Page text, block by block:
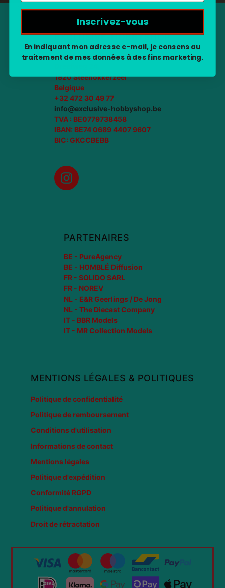
EXCLUSIVE-HOBBYSHOP
Steve Leenen
1820 Steenokkerzeel
Belgique
+32 472 30 49 77
info@exclusive-hobbyshop.be
TVA : BE0779738458
IBAN: BE74 0689 4407 9607
BIC: GKCCBEBB
Instagram
PARTENAIRES
BE - PureAgency
BE - HOMBLÉ Diffusion
FR - SOLIDO SARL
FR - NOREV
NL - E&R Geerlings / De Jong
NL - The Diecast Company
IT - BBR Models
IT - MR Collection Models
MENTIONS LÉGALES & POLITIQUES
Politique de confidentialité
Politique de remboursement
Conditions d'utilisation
Informations de contact
Mentions légales
Politique d'expédition
Conformité RGPD
Politique d'annulation
Droit de rétractation
Inscrivez-vous
En indiquant mon adresse e-mail, je consens au
traitement de mes données à des fins marketing.